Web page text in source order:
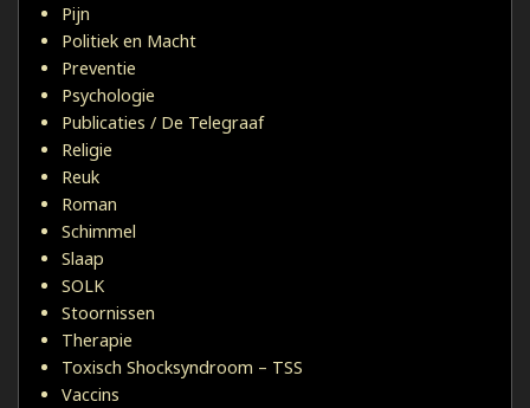
Pijn
Politiek en Macht
Preventie
Psychologie
Publicaties / De Telegraaf
Religie
Reuk
Roman
Schimmel
Slaap
SOLK
Stoornissen
Therapie
Toxisch Shocksyndroom – TSS
Vaccins